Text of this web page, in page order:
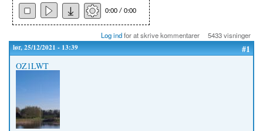
0:00 / 0:00
Log indfor at skrive kommentarer 5433 visninger
lør, 25/12/2021 - 13:39 #1
OZ1LWT